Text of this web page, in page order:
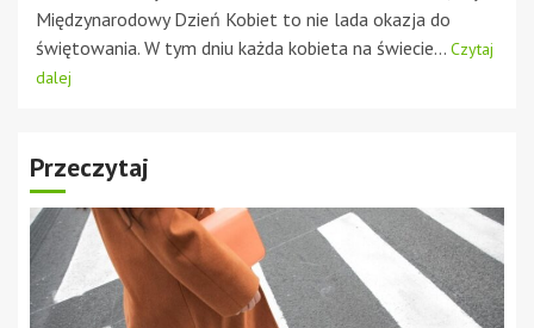
Międzynarodowy Dzień Kobiet to nie lada okazja do
świętowania. W tym dniu każda kobieta na świecie... Czytaj
dalej
Przeczytaj